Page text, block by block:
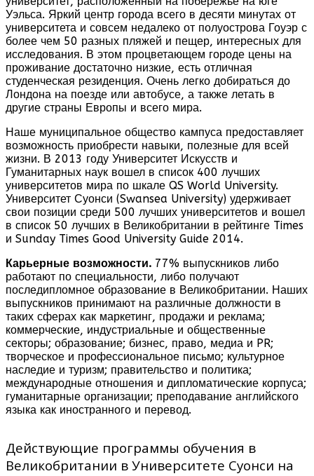
Уэльса. Яркий центр города всего в десяти минутах от
университета и совсем недалеко от полуострова Гоуэр с
более чем 50 разных пляжей и пещер, интересных для
исследования. В этом процветающем городе цены на
проживание достаточно низкие, есть отличная
студенческая резиденция. Очень легко добираться до
Лондона на поезде или автобусе, а также летать в
другие страны Европы и всего мира.
Наше муниципальное общество кампуса предоставляет
возможность приобрести навыки, полезные для всей
жизни. В 2013 году Университет Искусств и
Гуманитарных наук вошел в список 400 лучших
университетов мира по шкале QS World University.
Университет Суонси (Swansea University) удерживает
свои позиции среди 500 лучших университетов и вошел
в список 50 лучших в Великобритании в рейтинге Times
и Sunday Times Good University Guide 2014.
Карьерные возможности. 77% выпускников либо
работают по специальности, либо получают
последипломное образование в Великобритании. Наших
выпускников принимают на различные должности в
таких сферах как маркетинг, продажи и реклама;
коммерческие, индустриальные и общественные
секторы; образование; бизнес, право, медиа и PR;
творческое и профессиональное письмо; культурное
наследие и туризм; правительство и политика;
международные отношения и дипломатические корпуса;
гуманитарные организации; преподавание английского
языка как иностранного и перевод.
Действующие программы обучения в
Великобритании в Университете Суонси на